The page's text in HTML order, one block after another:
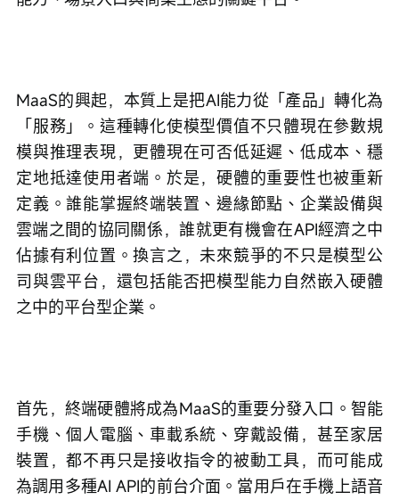
MaaS的興起，本質上是把AI能力從「產品」轉化為
「服務」。這種轉化使模型價值不只體現在參數規
模與推理表現，更體現在可否低延遲、低成本、穩
定地抵達使用者端。於是，硬體的重要性也被重新
定義。誰能掌握終端裝置、邊緣節點、企業設備與
雲端之間的協同關係，誰就更有機會在API經濟之中
佔據有利位置。換言之，未來競爭的不只是模型公
司與雲平台，還包括能否把模型能力自然嵌入硬體
之中的平台型企業。
首先，終端硬體將成為MaaS的重要分發入口。智能
手機、個人電腦、車載系統、穿戴設備，甚至家居
裝置，都不再只是接收指令的被動工具，而可能成
為調用多種AI API的前台介面。當用戶在手機上語音